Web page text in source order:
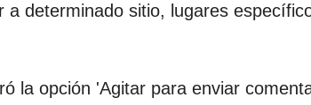
a determinado sitio, lugares
la opción 'Agitar para enviar